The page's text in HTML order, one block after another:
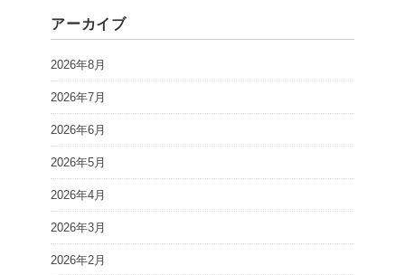
アーカイブ
2026年8月
2026年7月
2026年6月
2026年5月
2026年4月
2026年3月
2026年2月